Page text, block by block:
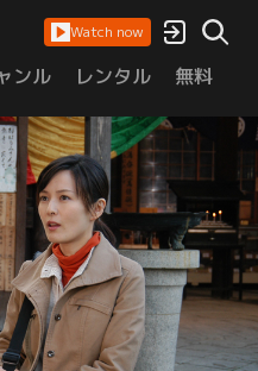
Watch now
ンル レンタル 無料